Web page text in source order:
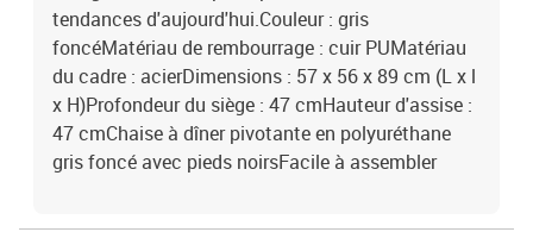
tendances d'aujourd'hui.Couleur : gris
foncéMatériau de rembourrage : cuir PUMatériau
du cadre : acierDimensions : 57 x 56 x 89 cm (L x l
x H)Profondeur du siège : 47 cmHauteur d'assise :
47 cmChaise à dîner pivotante en polyuréthane
gris foncé avec pieds noirsFacile à assembler